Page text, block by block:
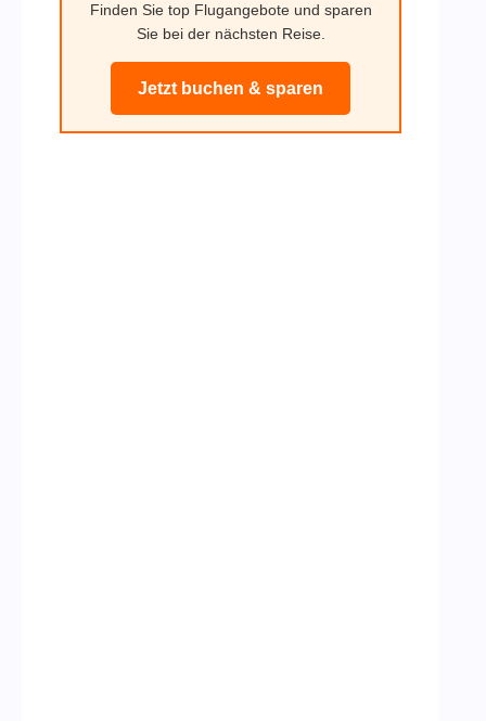
Finden Sie top Flugangebote und sparen
Sie bei der nächsten Reise.
Jetzt buchen & sparen